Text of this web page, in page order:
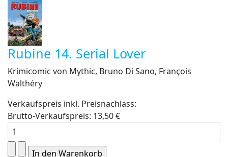
Rubine 14. Serial Lover
Krimicomic von Mythic, Bruno Di Sano, François
Walthéry
Verkaufspreis inkl. Preisnachlass:
Brutto-Verkaufspreis: 13,50 €